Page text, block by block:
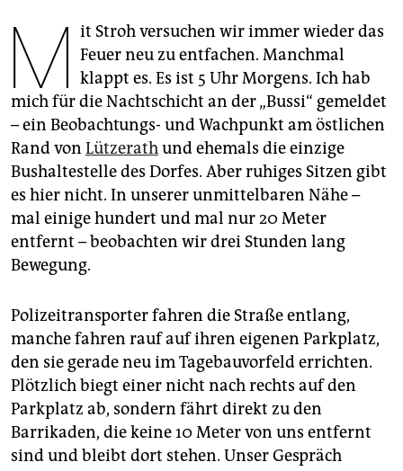
genossenschaft
epaper login
M it Stroh versuchen wir immer wieder das
Feuer neu zu entfachen. Manchmal
klappt es. Es ist 5 Uhr Morgens. Ich hab
mich für die Nachtschicht an der „Bussi“ gemeldet
– ein Beobachtungs- und Wachpunkt am östlichen
Rand von Lützerathund ehemals die einzige
Bushaltestelle des Dorfes. Aber ruhiges Sitzen gibt
es hier nicht. In unserer unmittelbaren Nähe –
mal einige hundert und mal nur 20 Meter
entfernt – beobachten wir drei Stunden lang
Bewegung.
Polizeitransporter fahren die Straße entlang,
manche fahren rauf auf ihren eigenen Parkplatz,
den sie gerade neu im Tagebauvorfeld errichten.
Plötzlich biegt einer nicht nach rechts auf den
Parkplatz ab, sondern fährt direkt zu den
Barrikaden, die keine 10 Meter von uns entfernt
sind und bleibt dort stehen. Unser Gespräch